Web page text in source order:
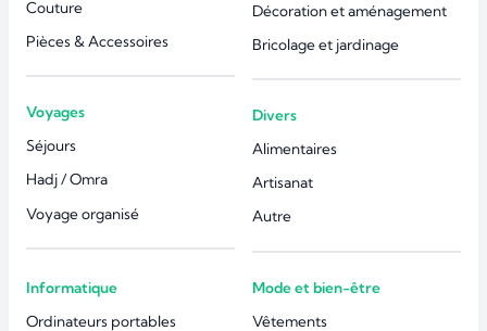
Couture
Pièces & Accessoires
Voyages
Séjours
Hadj / Omra
Voyage organisé
Décoration et aménagement
Bricolage et jardinage
Divers
Alimentaires
Artisanat
Autre
Informatique
Ordinateurs portables
Mode et bien-être
Vêtements